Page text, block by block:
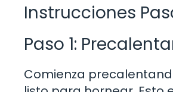
Instrucciones
Paso 1:
Comienza